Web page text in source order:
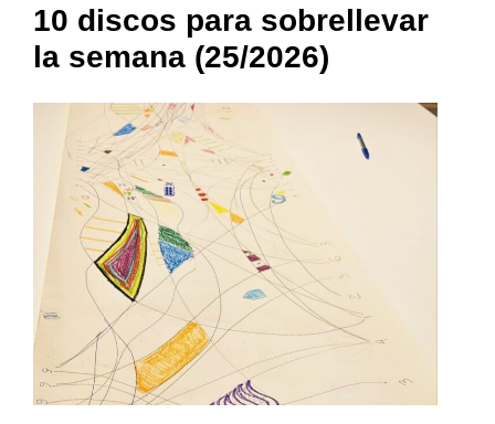
10 discos para sobrellevar
la semana (25/2026)